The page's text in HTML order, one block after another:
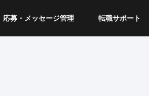
応募・メッセージ管理 転職サポート